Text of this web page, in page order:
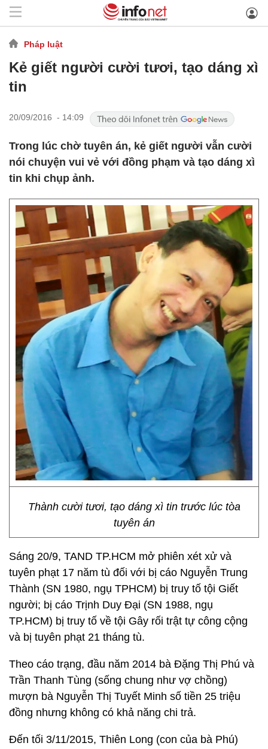
Pháp luật
Kẻ giết người cười tươi, tạo dáng xì
tin
20/09/2016 - 14:09
Trong lúc chờ tuyên án, kẻ giết người vẫn cười
nói chuyện vui vẻ với đồng phạm và tạo dáng xì
tin khi chụp ảnh.
Thành cười tươi, tạo dáng xì tin trước lúc tòa
tuyên án
Sáng 20/9, TAND TP.HCM mở phiên xét xử và
tuyên phạt 17 năm tù đối với bị cáo Nguyễn Trung
Thành (SN 1980, ngụ TPHCM) bị truy tố tội Giết
người; bị cáo Trịnh Duy Đại (SN 1988, ngụ
TP.HCM) bị truy tố về tội Gây rối trật tự công cộng
và bị tuyên phạt 21 tháng tù.
Theo cáo trạng, đầu năm 2014 bà Đặng Thị Phú và
Trần Thanh Tùng (sống chung như vợ chồng)
mượn bà Nguyễn Thị Tuyết Minh số tiền 25 triệu
đồng nhưng không có khả năng chi trả.
Đến tối 3/11/2015, Thiên Long (con của bà Phú)